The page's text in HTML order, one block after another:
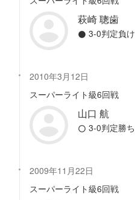
萩崎 聰歯
3-0判定負け
2010年3月12日
スーパーライト級6回戦
山口 航
3-0判定勝ち
2009年11月22日
スーパーライト級6回戦